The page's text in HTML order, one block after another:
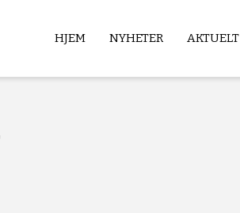
HJEM NYHETER AKTUELT